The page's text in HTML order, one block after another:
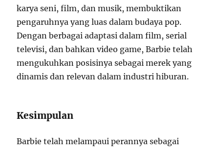
karya seni, film, dan musik, membuktikan
pengaruhnya yang luas dalam budaya pop.
Dengan berbagai adaptasi dalam film, serial
televisi, dan bahkan video game, Barbie telah
mengukuhkan posisinya sebagai merek yang
dinamis dan relevan dalam industri hiburan.
Kesimpulan
Barbie telah melampaui perannya sebagai